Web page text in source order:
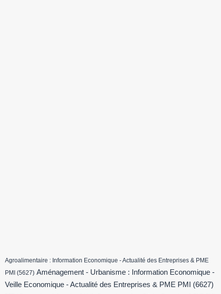
Agroalimentaire : Information Economique - Actualité des Entreprises & PME
PMI (5627) Aménagement - Urbanisme : Information Economique -
Veille Economique - Actualité des Entreprises & PME PMI
(6627)